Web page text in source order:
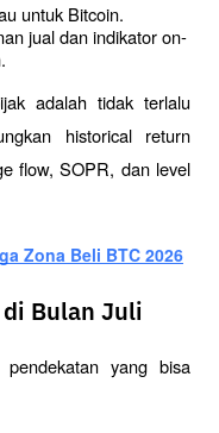
untuk Bitcoin.
jual dan indikator on-
adalah tidak terlalu
historical return
flow, SOPR, dan level
Zona Beli BTC 2026
Bulan Juli
yang bisa